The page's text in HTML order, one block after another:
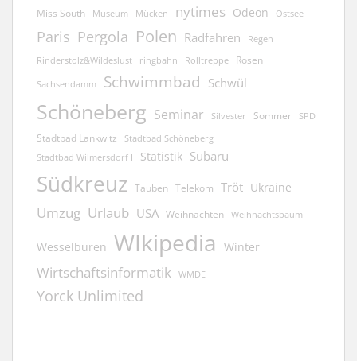
Miss South Museum Mücken nytimes Odeon Ostsee
Paris Pergola Polen Radfahren Regen
Rinderstolz&Wildeslust ringbahn Rolltreppe Rosen
Sachsendamm Schwimmbad Schwül
Schöneberg Seminar Silvester Sommer SPD
Stadtbad Lankwitz Stadtbad Schöneberg
Stadtbad Wilmersdorf I Statistik Subaru
Südkreuz Tauben Telekom Tröt Ukraine
Umzug Urlaub USA Weihnachten Weihnachtsbaum
Wesselburen WIkipedia Winter
Wirtschaftsinformatik WMDE
Yorck Unlimited